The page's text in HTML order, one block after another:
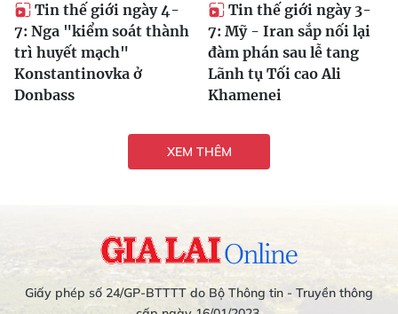
Tin thế giới ngày 4-
7: Nga "kiểm soát thành
trì huyết mạch"
Konstantinovka ở
Donbass
Tin thế giới ngày 3-
7: Mỹ - Iran sắp nối lại
đàm phán sau lễ tang
Lãnh tụ Tối cao Ali
Khamenei
XEM THÊM
Giấy phép số 24/GP-BTTTT do Bộ Thông tin - Truyền thông